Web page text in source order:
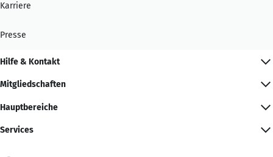
Karriere
Presse
Hilfe & Kontakt
Mitgliedschaften
Hauptbereiche
Services